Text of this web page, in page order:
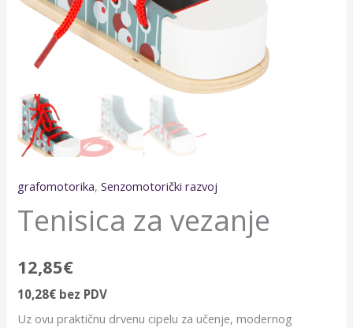
grafomotorika,Senzomotorički razvoj
Tenisica za vezanje
12,85€
10,28€ bez PDV
Uz ovu praktičnu drvenu cipelu za učenje, modernog